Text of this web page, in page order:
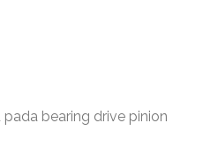
bearing drive pinion